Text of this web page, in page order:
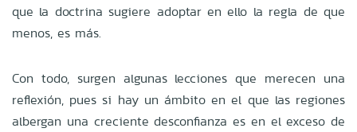
que la doctrina sugiere adoptar en ello la regla de que
menos, es más.
Con todo, surgen algunas lecciones que merecen una
reflexión, pues si hay un ámbito en el que las regiones
albergan una creciente desconfianza es en el exceso de